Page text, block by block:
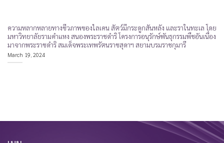
ความหลากหลายทางชีวภาพของไลเคน สัตว์มีกระดูกสันหลัง และราในทะเล โดย
มหาวิทยาลัยรามคำแหง สนองพระราชดำริ โครงการอนุรักษ์พันธุกรรมพืชอันเนื่อง
มาจากพระราชดำริ สมเด็จพระเทพรัตนราชสุดาฯ สยามบรมราชกุมารี
March 19, 2024